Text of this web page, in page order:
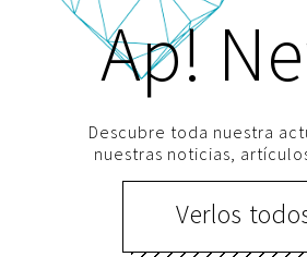
Ap!
Descubre toda nuestra
nuestras noticias,
Verlos